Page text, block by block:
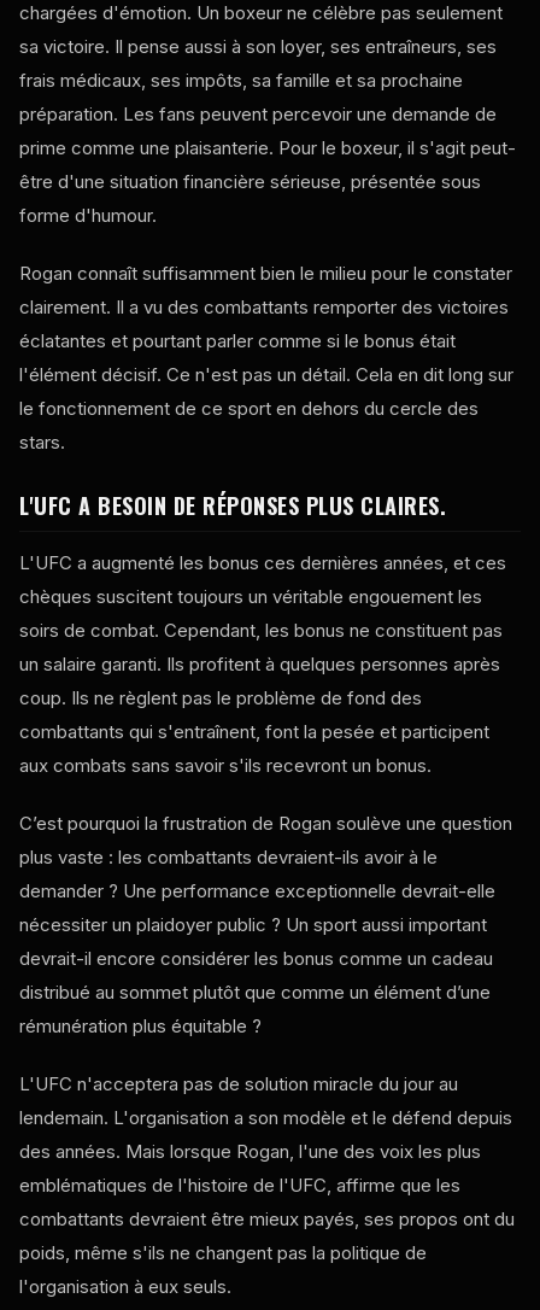
chargées d'émotion. Un boxeur ne célèbre pas seulement
sa victoire. Il pense aussi à son loyer, ses entraîneurs, ses
frais médicaux, ses impôts, sa famille et sa prochaine
préparation. Les fans peuvent percevoir une demande de
prime comme une plaisanterie. Pour le boxeur, il s'agit peut-
être d'une situation financière sérieuse, présentée sous
forme d'humour.
Rogan connaît suffisamment bien le milieu pour le constater
clairement. Il a vu des combattants remporter des victoires
éclatantes et pourtant parler comme si le bonus était
l'élément décisif. Ce n'est pas un détail. Cela en dit long sur
le fonctionnement de ce sport en dehors du cercle des
stars.
L'UFC A BESOIN DE RÉPONSES PLUS CLAIRES.
L'UFC a augmenté les bonus ces dernières années, et ces
chèques suscitent toujours un véritable engouement les
soirs de combat. Cependant, les bonus ne constituent pas
un salaire garanti. Ils profitent à quelques personnes après
coup. Ils ne règlent pas le problème de fond des
combattants qui s'entraînent, font la pesée et participent
aux combats sans savoir s'ils recevront un bonus.
C’est pourquoi la frustration de Rogan soulève une question
plus vaste : les combattants devraient-ils avoir à le
demander ? Une performance exceptionnelle devrait-elle
nécessiter un plaidoyer public ? Un sport aussi important
devrait-il encore considérer les bonus comme un cadeau
distribué au sommet plutôt que comme un élément d’une
rémunération plus équitable ?
L'UFC n'acceptera pas de solution miracle du jour au
lendemain. L'organisation a son modèle et le défend depuis
des années. Mais lorsque Rogan, l'une des voix les plus
emblématiques de l'histoire de l'UFC, affirme que les
combattants devraient être mieux payés, ses propos ont du
poids, même s'ils ne changent pas la politique de
l'organisation à eux seuls.